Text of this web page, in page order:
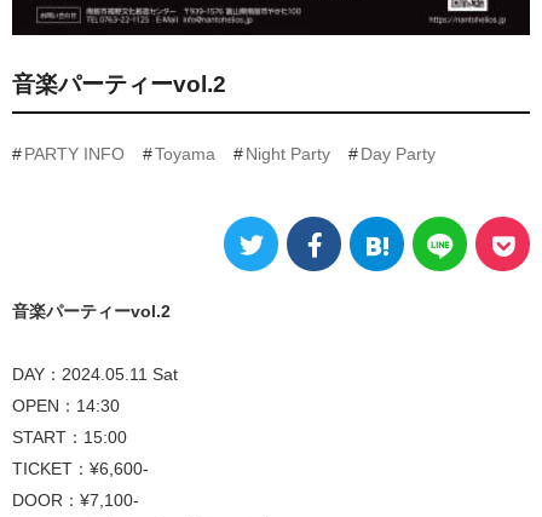
音楽パーティーvol.2
PARTY INFO Toyama Night Party Day Party
音楽パーティーvol.2
DAY：2024.05.11 Sat
OPEN：14:30
START：15:00
TICKET：¥6,600-
DOOR：¥7,100-